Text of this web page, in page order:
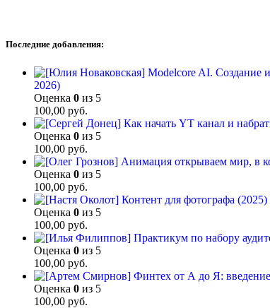
Последние добавления:
2026)
Оценка 0 из 5
100,00 руб.
Оценка 0 из 5
100,00 руб.
Оценка 0 из 5
100,00 руб.
Оценка 0 из 5
100,00 руб.
Оценка 0 из 5
100,00 руб.
Оценка 0 из 5
100,00 руб.